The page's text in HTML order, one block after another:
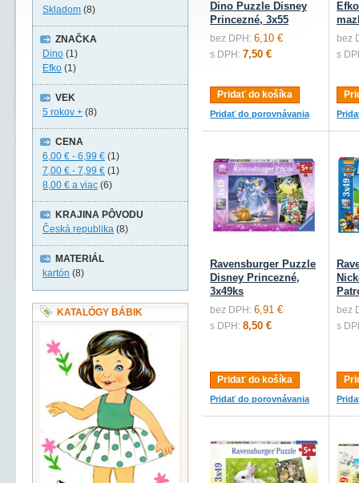
Dino Puzzle Disney
Princezné, 3x55
bez DPH: 6,10 €
s DPH: 7,50 €
Pridať do košíka
Pridať do porovnávania
bez
s
Ravensburger Puzzle
Disney Princezné,
3x49ks
bez DPH: 6,91 €
s DPH: 8,50 €
Pridať do košíka
Pridať do porovnávania
bez
s
Skladom (8)
ZNAČKA
Dino (1)
Efko (1)
VEK
5 rokov + (8)
CENA
6,00 € - 6,99 € (1)
7,00 € - 7,99 € (1)
8,00 € a viac (6)
KRAJINA PÔVODU
Česká republika (8)
MATERIÁL
kartón (8)
KATALÓGY BÁBIK